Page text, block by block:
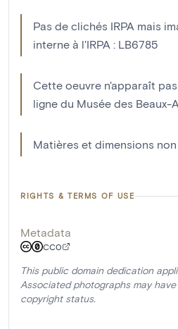
Pas de clichés IRPA mais
interne à l'IRPA : LB6785
Cette oeuvre n'apparaît
ligne du Musée des Beaux-
Matières et dimensions
RIGHTS & TERMS OF USE
Metadata
CC0
This public domain dedication
Associated photographs may
copyright status.